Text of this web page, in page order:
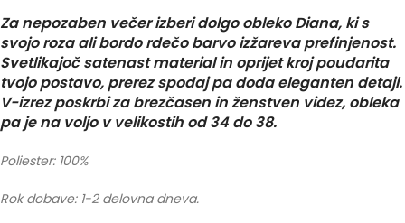
Za nepozaben večer izberi dolgo obleko Diana, ki s
svojo roza ali bordo rdečo barvo izžareva prefinjenost.
Svetlikajoč satenast material in oprijet kroj poudarita
tvojo postavo, prerez spodaj pa doda eleganten detajl.
V-izrez poskrbi za brezčasen in ženstven videz, obleka
pa je na voljo v velikostih od 34 do 38.
Poliester: 100%
Rok dobave: 1-2 delovna dneva.